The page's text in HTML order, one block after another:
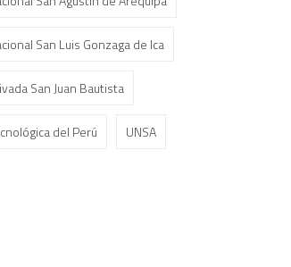
San Luis Gonzaga de Ica
San Juan Bautista
del Perú UNSA